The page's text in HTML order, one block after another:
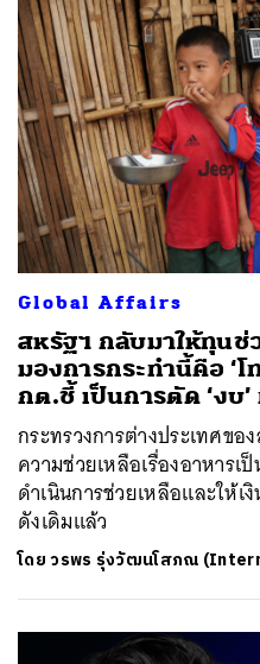
Global Affairs
สหรัฐฯ กลับมาให้ทุนช่
มองการกระทำนี้คือ ‘โ
กต.ชี้ เป็นการตัด ‘งบ
กระทรวงการต่างประเทศขอ
ความช่วยเหลือเรื่องอาหาร
ดำเนินการช่วยเหลือและให้เ
ดังเดิมแล้ว
โดยวรพร รุ่งวัฒนโสภณ